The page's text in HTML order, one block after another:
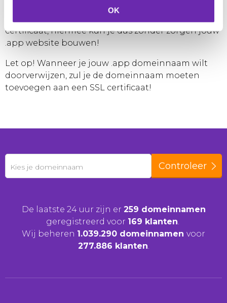
OK
Bij Mijndomein zijn het hosting en websitemaker
certificaat, hiermee kun je dus zonder zorgen jouw
.app website bouwen!
Let op! Wanneer je jouw .app domeinnaam wilt
doorverwijzen, zul je de domeinnaam moeten
toevoegen aan een SSL certificaat!
Kies je domeinnaam Controleer
De laatste 24 uur zijn er 259 domeinnamen
geregistreerd voor 169 klanten.
Wij beheren 1.039.290 domeinnamen voor
277.886 klanten.